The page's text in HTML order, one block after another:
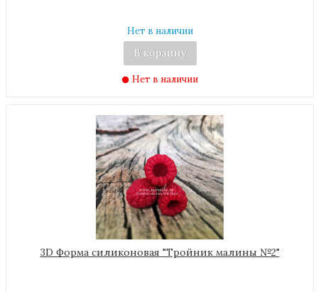
Нет в наличии
В корзину
Нет в наличии
3D Форма силиконовая "Тройник малины №2"